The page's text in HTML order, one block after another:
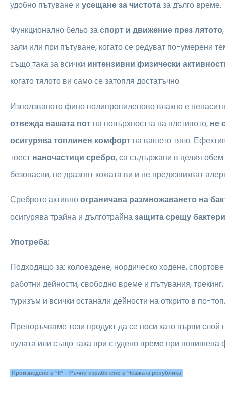
удобно пътуване и усещане за чистотаза дълго време.
Функционално бельо заспорт и движение през лятото
зали или при пътуване, когато се редуват по-умерени
също така за всички интензивни физически
когато тялото ви само се затопля достатъчно.
Използваното фино полипропиленово влакно е
отвежда вашата пот на повърхността на плетивото, не
осигурява топлинен комфорт на вашето тяло.
тоест наночастици сребро, са съдържани в целия обем
безопасни, не дразнят кожата ви и не предизвикват
Среброто активноограничава размножаването на
осигурява трайна и дълготрайназащита срещу
Употреба:
Подходящо за: колоездене, нордическо ходене, спортове
работни дейности, свободно време и пътувания,
туризъм и всички останали дейности на открито в по-
Препоръчваме този продукт да се носи като първи
нулата или също така при студено време при повишена
Произведено в ЧР - Ръчно изработено в Чешката република